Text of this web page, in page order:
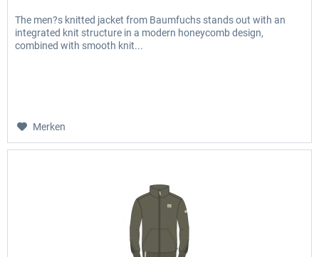
The men?s knitted jacket from Baumfuchs stands out with an
integrated knit structure in a modern honeycomb design,
combined with smooth knit...
Merken